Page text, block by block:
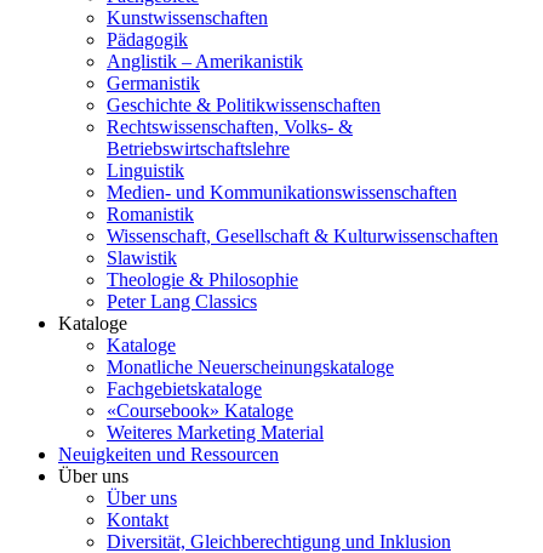
Kunstwissenschaften
Pädagogik
Anglistik – Amerikanistik
Germanistik
Geschichte & Politikwissenschaften
Rechtswissenschaften, Volks- &
Betriebswirtschaftslehre
Linguistik
Medien- und Kommunikationswissenschaften
Romanistik
Wissenschaft, Gesellschaft & Kulturwissenschaften
Slawistik
Theologie & Philosophie
Peter Lang Classics
Kataloge
Kataloge
Monatliche Neuerscheinungskataloge
Fachgebietskataloge
«Coursebook» Kataloge
Weiteres Marketing Material
Neuigkeiten und Ressourcen
Über uns
Über uns
Kontakt
Diversität, Gleichberechtigung und Inklusion